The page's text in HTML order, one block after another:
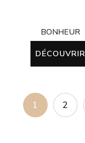
BONHEUR
DÉCOUVRIR
1 2